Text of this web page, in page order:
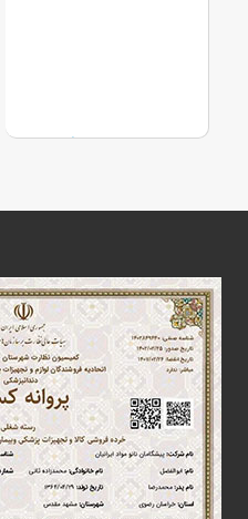
تماس بگیرید